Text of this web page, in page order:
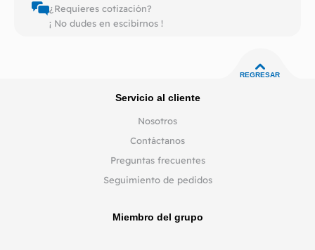
¿Requieres cotización?
¡ No dudes en escibirnos !
REGRESAR
Servicio al cliente
Nosotros
Contáctanos
Preguntas frecuentes
Seguimiento de pedidos
Miembro del grupo